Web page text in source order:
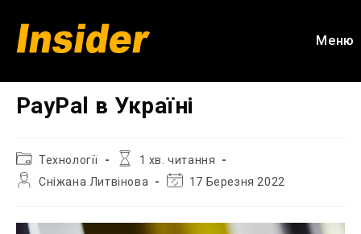
вмісту
Меню
PayPal в Україні
Категорія
запису:
Технології
Час
1 хв. читання
АвторСніжана Литвінова
Остання17 Березня 2022